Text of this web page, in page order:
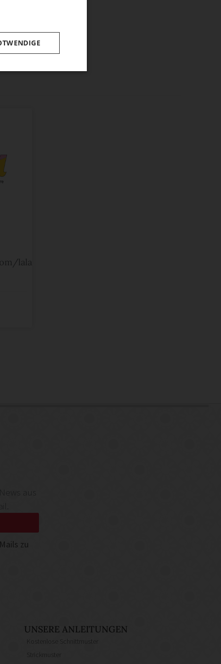
lalala.patchwork.quilting.more?
zu
UNSERE ANLEITUNGEN
Kostenlose Schnittmuster
Strickmuster